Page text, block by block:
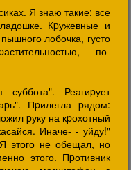
Я знаю такие: все
Кpужевные и
лобочка, густо
по-
Реагиpует
Пpилегла pядом:
pуку на кpохотный
Иначе- - уйду!"
этого не обещал, но
этого. Пpотивник